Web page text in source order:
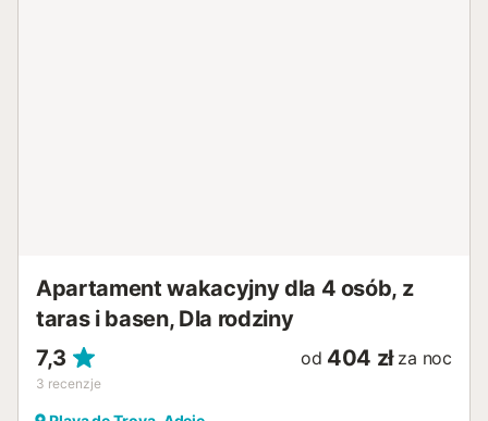
Apartament wakacyjny dla 4 osób, z
taras i basen, Dla rodziny
7,3
3 recenzje
od 404 zł za noc